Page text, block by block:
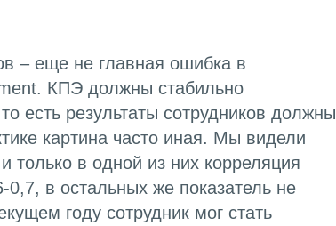
– еще не главная ошибка в
КПЭ должны стабильно
есть результаты сотрудников должны
картина часто иная. Мы видели
только в одной из них корреляция
в остальных же показатель не
году сотрудник мог стать